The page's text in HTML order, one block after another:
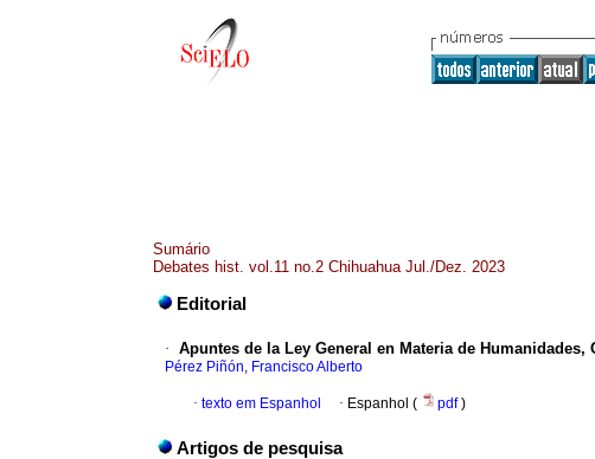
Sumário
Debates hist. vol.11 no.2 Chihuahua Jul./Dez. 2023
Editorial
· Apuntes de la Ley General en Materia de
Pérez Piñón, Francisco Alberto
· texto em Espanhol · Espanhol ( pdf)
Artigos de pesquisa